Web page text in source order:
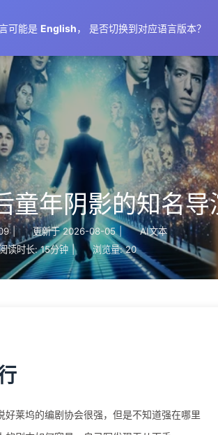
可能是 English， 是否切换到对应语言版本？
童年阴影的知名
更新于 2026-08-05
AI文本
读时长: 15分钟 | 浏览量: 20
好莱坞的编剧协会很强，但是不知道强在哪里